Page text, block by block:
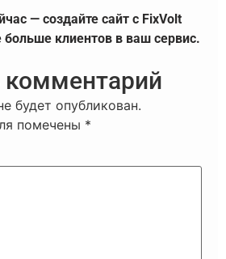
— создайте сайт с FixVolt
больше клиентов в ваш сервис.
будет опубликован.
помечены *